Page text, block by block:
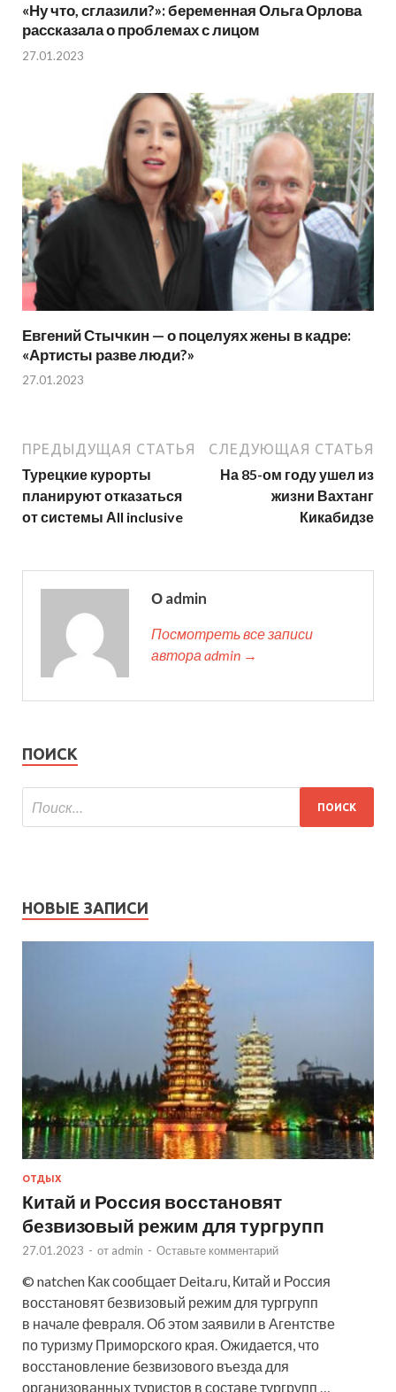
«Ну что, сглазили?»: беременная Ольга Орлова
рассказала о проблемах с лицом
27.01.2023
Евгений Стычкин — о поцелуях жены в кадре:
«Артисты разве люди?»
27.01.2023
ПРЕДЫДУЩАЯ СТАТЬЯ
Турецкие курорты
планируют отказаться
от системы Аll inclusive
СЛЕДУЮЩАЯ СТАТЬЯ
На 85-ом году ушел из
жизни Вахтанг
Кикабидзе
О admin
Посмотреть все записи
автора admin →
ПОИСК
НОВЫЕ ЗАПИСИ
ОТДЫХ
Китай и Россия восстановят
безвизовый режим для тургрупп
27.01.2023 - от admin - Оставьте комментарий
© natchen Как сообщает Deita.ru, Китай и Россия
восстановят безвизовый режим для тургрупп
в начале февраля. Об этом заявили в Агентстве
по туризму Приморского края. Ожидается, что
восстановление безвизового въезда для
организованных туристов в составе тургрупп …